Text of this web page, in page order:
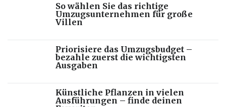
So wählen Sie das richtige
Umzugsunternehmen für große
Villen
Priorisiere das Umzugsbudget –
bezahle zuerst die wichtigsten
Ausgaben
Künstliche Pflanzen in vielen
Ausführungen – finde deinen